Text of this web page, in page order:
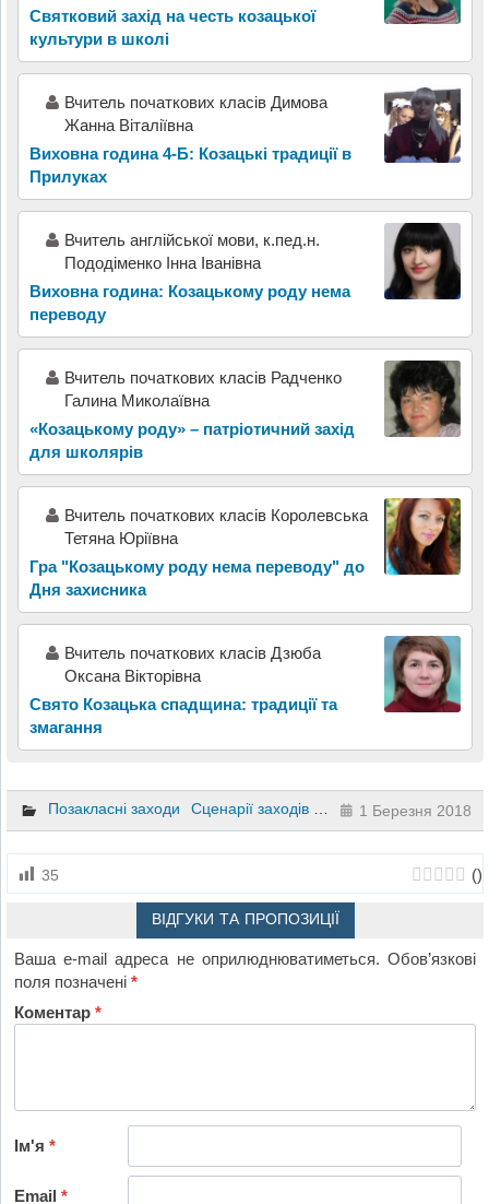
Святковий захід на честь козацької
культури в школі
Вчитель початкових класів Димова
Жанна Віталіївна
Виховна година 4-Б: Козацькі традиції в
Прилуках
Вчитель англійської мови, к.пед.н.
Пододіменко Інна Іванівна
Виховна година: Козацькому роду нема
переводу
Вчитель початкових класів Радченко
Галина Миколаївна
«Козацькому роду» – патріотичний захід
для школярів
Вчитель початкових класів Королевська
Тетяна Юріївна
Гра "Козацькому роду нема переводу" до
Дня захисника
Вчитель початкових класів Дзюба
Оксана Вікторівна
Свято Козацька спадщина: традиції та
змагання
Позакласні заходи Сценарії заходів та свят 1 клас 2 клас
1 Березня 2018
35 ()
ВІДГУКИ ТА ПРОПОЗИЦІЇ
Ваша e-mail адреса не оприлюднюватиметься. Обов’язкові
поля позначені*
Коментар*
Ім'я*
Email*